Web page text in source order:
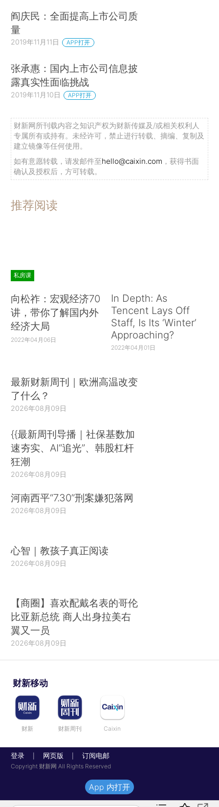
阎庆民：全面提高上市公司质
量
2019年11月11日 APP打开
张承惠：国内上市公司信息披
露真实性面临挑战
2019年11月10日 APP打开
财新网所刊载内容之知识产权为财新传媒及/或相关权利人
专属所有或持有。未经许可，禁止进行转载、摘编、复制及
建立镜像等任何使用。
如有意愿转载，请发邮件至hello@caixin.com ，获得书面
确认及授权后，方可转载。
推荐阅读
私房课
向松祚：宏观经济70
讲，带你了解国内外
经济大局
2022年04月06日
In Depth: As
Tencent Lays Off
Staff, Is Its ‘Winter’
Approaching?
2022年04月01日
最新财新周刊｜欧洲高温改变
了什么？
2026年08月09日
{{最新周刊导播｜社保基数加
速夯实、AI“追光”、韩股杠杆
狂潮
2026年08月09日
河南西平“7.30”刑案嫌犯落网
2026年08月09日
心智｜教孩子真正阅读
2026年08月09日
【商圈】喜欢配戴名表的哥伦
比亚新总统 商人出身拉美右
翼又一员
2026年08月09日
财新移动
财新 财新周刊 Caixin
登录 网页版 订阅电邮
Copyright 财新网 All Rights Reserved
App 内打开